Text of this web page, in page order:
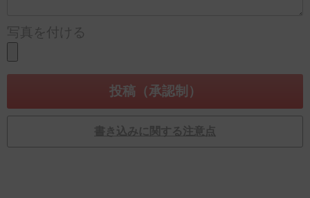
写真を付ける
書き込みに関する注意点